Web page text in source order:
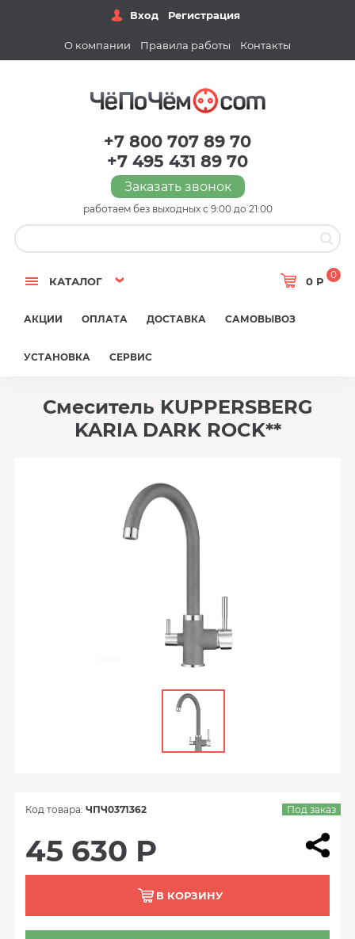
Вход Регистрация
О компании Правила работы Контакты
+7 800 707 89 70
+7 495 431 89 70
Заказать звонок
работаем без выходных с 9:00 до 21:00
КАТАЛОГ 0 Р
0
АКЦИИ ОПЛАТА ДОСТАВКА САМОВЫВОЗ
УСТАНОВКА СЕРВИС
Смеситель KUPPERSBERG
KARIA DARK ROCK**
Код товара: ЧПЧ0371362 Под заказ
45 630 Р
В КОРЗИНУ